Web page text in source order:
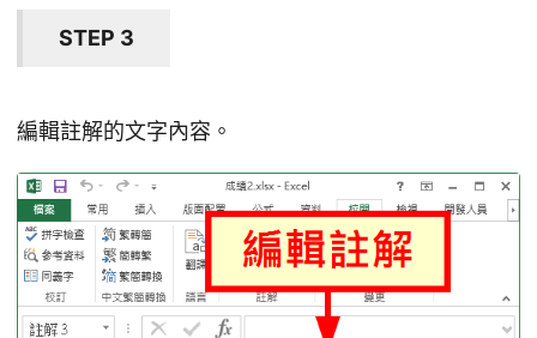
STEP 3
編輯註解的文字內容。